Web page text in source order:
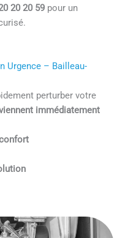
20 20 59pour un
Urgence – Bailleau-
perturber votre
immédiatement